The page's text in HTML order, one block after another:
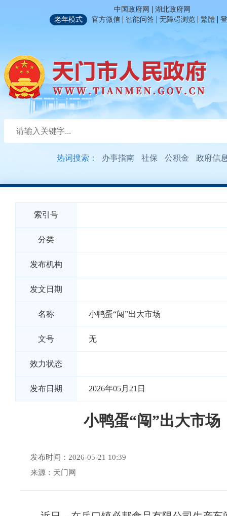
中国政府网 | 湖北政府网
老年模式
官方微信 | 智能问答 | 无障碍浏览 | 繁體 |
热词搜索： 办事指南 社保 公积金 政府信
索引号
分类
发布机构
发文日期
名称 小鸭蛋“闯”出大市场
文号 无
效力状态
发布日期 2026年05月21日
小鸭蛋“闯”出大市场
发布时间：2026-05-21 10:39
来源：天门网